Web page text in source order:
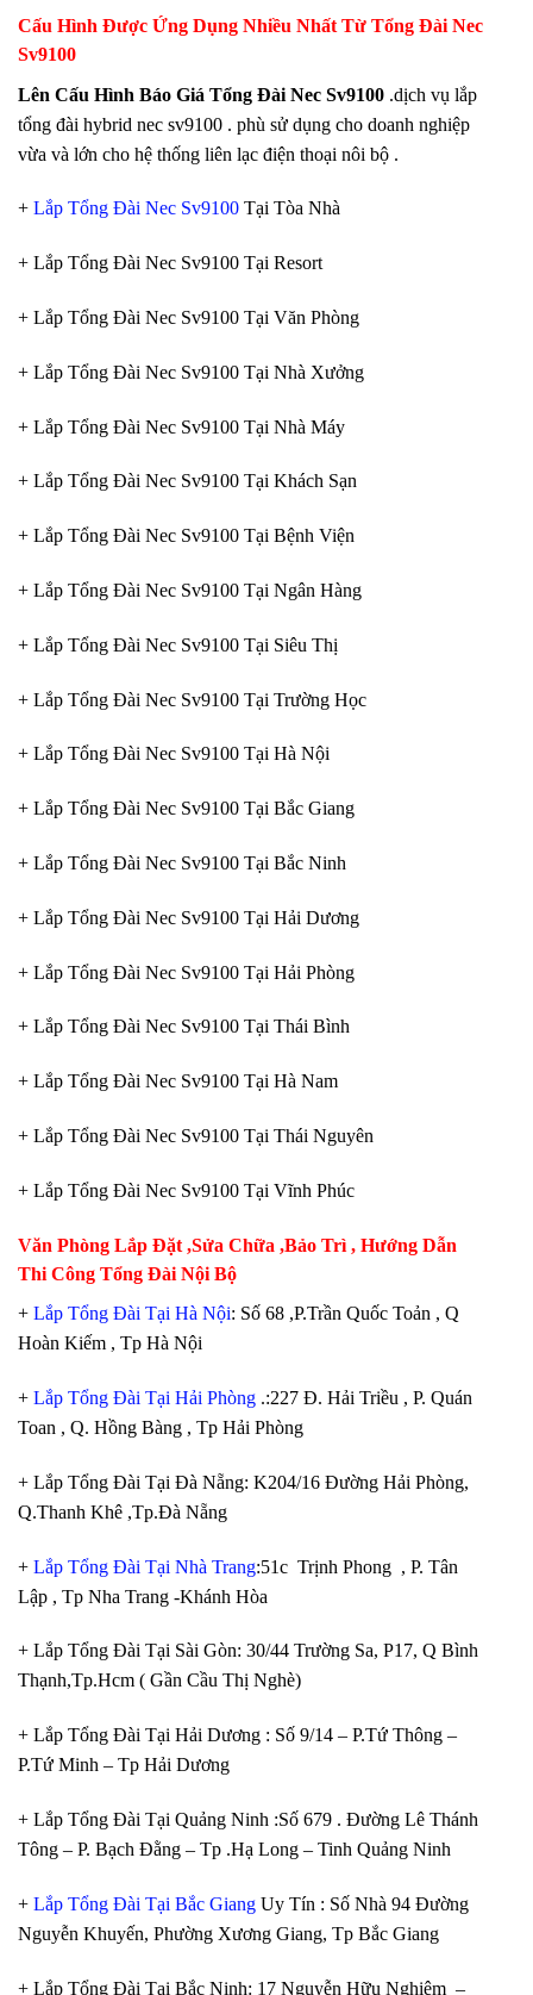
Cấu Hình Được Ứng Dụng Nhiều Nhất Từ Tổng Đài Nec
Sv9100
Lên Cấu Hình Báo Giá Tổng Đài Nec Sv9100 .dịch vụ lắp
tổng đài hybrid nec sv9100 . phù sử dụng cho doanh nghiệp
vừa và lớn cho hệ thống liên lạc điện thoại nôi bộ .
+ Lắp Tổng Đài Nec Sv9100 Tại Tòa Nhà
+ Lắp Tổng Đài Nec Sv9100 Tại Resort
+ Lắp Tổng Đài Nec Sv9100 Tại Văn Phòng
+ Lắp Tổng Đài Nec Sv9100 Tại Nhà Xưởng
+ Lắp Tổng Đài Nec Sv9100 Tại Nhà Máy
+ Lắp Tổng Đài Nec Sv9100 Tại Khách Sạn
+ Lắp Tổng Đài Nec Sv9100 Tại Bệnh Viện
+ Lắp Tổng Đài Nec Sv9100 Tại Ngân Hàng
+ Lắp Tổng Đài Nec Sv9100 Tại Siêu Thị
+ Lắp Tổng Đài Nec Sv9100 Tại Trường Học
+ Lắp Tổng Đài Nec Sv9100 Tại Hà Nội
+ Lắp Tổng Đài Nec Sv9100 Tại Bắc Giang
+ Lắp Tổng Đài Nec Sv9100 Tại Bắc Ninh
+ Lắp Tổng Đài Nec Sv9100 Tại Hải Dương
+ Lắp Tổng Đài Nec Sv9100 Tại Hải Phòng
+ Lắp Tổng Đài Nec Sv9100 Tại Thái Bình
+ Lắp Tổng Đài Nec Sv9100 Tại Hà Nam
+ Lắp Tổng Đài Nec Sv9100 Tại Thái Nguyên
+ Lắp Tổng Đài Nec Sv9100 Tại Vĩnh Phúc
Văn Phòng Lắp Đặt ,Sửa Chữa ,Bảo Trì , Hướng Dẫn
Thi Công Tổng Đài Nội Bộ
+ Lắp Tổng Đài Tại Hà Nội: Số 68 ,P.Trần Quốc Toản , Q
Hoàn Kiếm , Tp Hà Nội
+ Lắp Tổng Đài Tại Hải Phòng .:227 Đ. Hải Triều , P. Quán
Toan , Q. Hồng Bàng , Tp Hải Phòng
+ Lắp Tổng Đài Tại Đà Nẵng: K204/16 Đường Hải Phòng,
Q.Thanh Khê ,Tp.Đà Nẵng
+ Lắp Tổng Đài Tại Nhà Trang:51c Trịnh Phong , P. Tân
Lập , Tp Nha Trang -Khánh Hòa
+ Lắp Tổng Đài Tại Sài Gòn: 30/44 Trường Sa, P17, Q Bình
Thạnh,Tp.Hcm ( Gần Cầu Thị Nghè)
+ Lắp Tổng Đài Tại Hải Dương : Số 9/14 – P.Tứ Thông –
P.Tứ Minh – Tp Hải Dương
+ Lắp Tổng Đài Tại Quảng Ninh :Số 679 . Đường Lê Thánh
Tông – P. Bạch Đằng – Tp .Hạ Long – Tinh Quảng Ninh
+ Lắp Tổng Đài Tại Bắc Giang Uy Tín : Số Nhà 94 Đường
Nguyễn Khuyến, Phường Xương Giang, Tp Bắc Giang
+ Lắp Tổng Đài Tại Bắc Ninh: 17 Nguyễn Hữu Nghiêm –